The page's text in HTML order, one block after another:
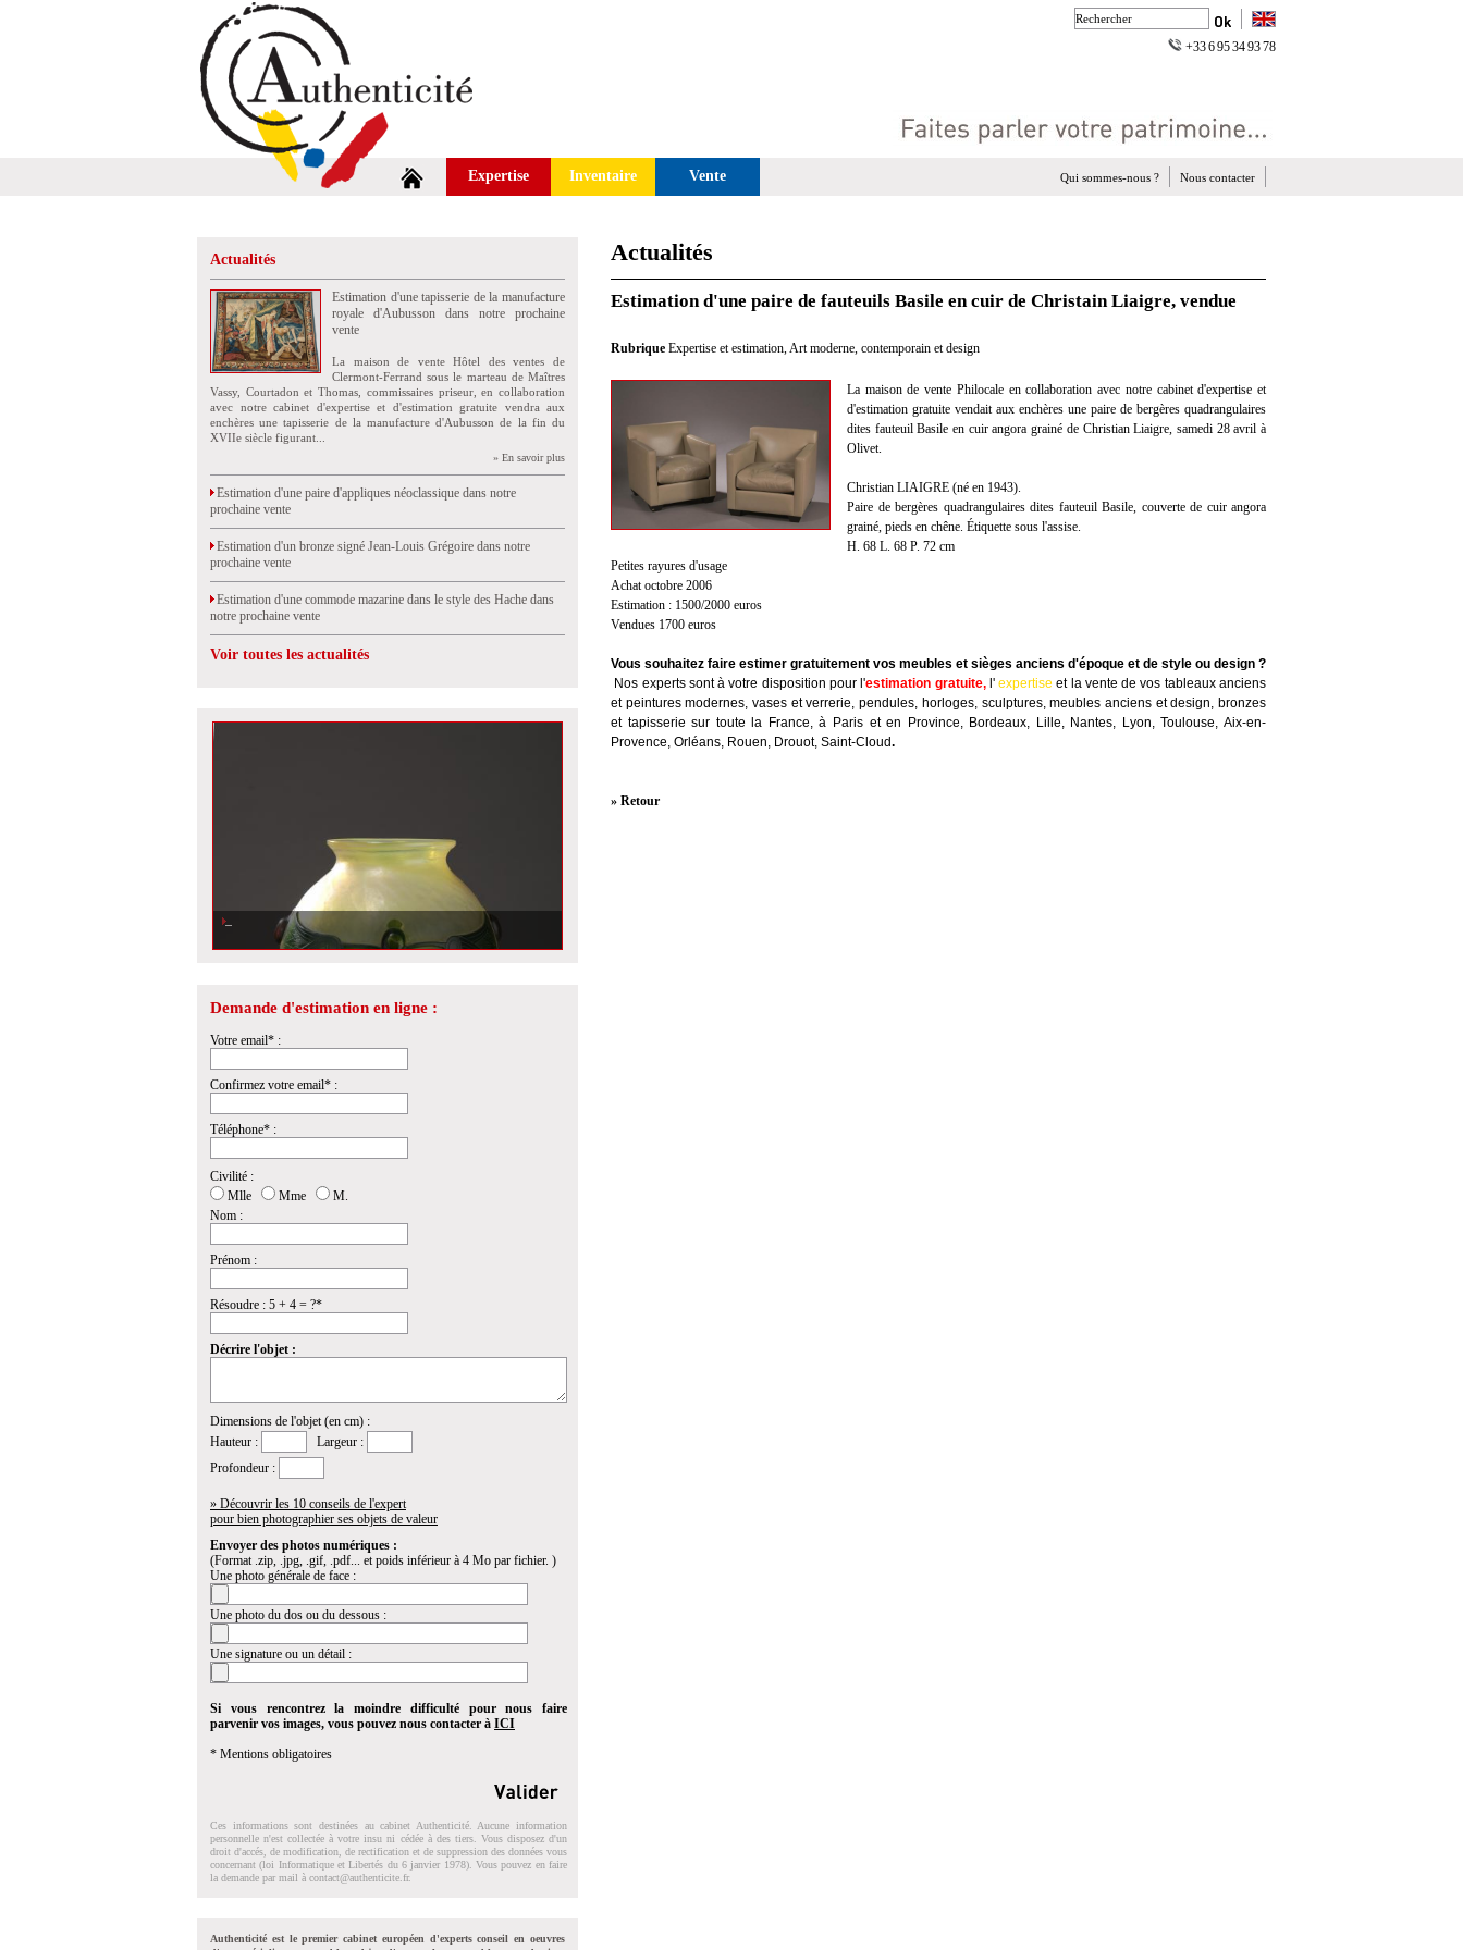
+33 6 95 34 93 78
Expertise Inventaire Vente Nous contacter
Qui sommes-nous ?
Actualités
Estimation d'une tapisserie de la manufacture
royale d'Aubusson dans notre prochaine
vente
La maison de vente Hôtel des ventes de
Clermont-Ferrand sous le marteau de Maîtres
Vassy, Courtadon et Thomas, commissaires priseur, en collaboration
avec notre cabinet d'expertise et d'estimation gratuite vendra aux
enchères une tapisserie de la manufacture d'Aubusson de la fin du
XVIIe siècle figurant...
» En savoir plus
Estimation d'une paire d'appliques néoclassique dans notre
prochaine vente
Estimation d'un bronze signé Jean-Louis Grégoire dans notre
prochaine vente
Estimation d'une commode mazarine dans le style des Hache dans
notre prochaine vente
Voir toutes les actualités
Demande d'estimation en ligne :
Votre email* :
Confirmez votre email* :
Téléphone* :
Civilité :
Mlle
Mme
M.
Nom :
Prénom :
Résoudre : 5 + 4 = ?*
Décrire l'objet :
Dimensions de l'objet (en cm) :
Hauteur :
Largeur :
Profondeur :
» Découvrir les 10 conseils de l'expert
pour bien photographier ses objets de valeur
Envoyer des photos numériques :
(Format .zip, .jpg, .gif, .pdf... et poids inférieur à 4 Mo par fichier. )
Une photo générale de face :
Une photo du dos ou du dessous :
Une signature ou un détail :
Si vous rencontrez la moindre difficulté pour nous faire
parvenir vos images, vous pouvez nous contacter à ICI
* Mentions obligatoires
Ces informations sont destinées au cabinet Authenticité. Aucune information
personnelle n'est collectée à votre insu ni cédée à des tiers. Vous disposez d'un
droit d'accés, de modification, de rectification et de suppression des données vous
concernant (loi Informatique et Libertés du 6 janvier 1978). Vous pouvez en faire
la demande par mail à contact@authenticite.fr.
Authenticité est le premier cabinet européen d'experts conseil en oeuvres
Actualités
Estimation d'une paire de fauteuils Basile en cuir de Christain Liaigre, vendue
Rubrique Expertise et estimation,Art moderne, contemporain et design
La maison de vente Philocale en collaboration avec notre cabinet d'expertise et
d'estimation gratuite vendait aux enchères une paire de bergères quadrangulaires
dites fauteuil Basile en cuir angora grainé de Christian Liaigre, samedi 28 avril à
Olivet.
Christian LIAIGRE (né en 1943).
Paire de bergères quadrangulaires dites fauteuil Basile, couverte de cuir angora
grainé, pieds en chêne. Étiquette sous l'assise.
H. 68 L. 68 P. 72 cm
Petites rayures d'usage
Achat octobre 2006
Estimation : 1500/2000 euros
Vendues 1700 euros
Vous souhaitez faire estimer gratuitement vos meubles et sièges anciens d'époque et de style ou design ?
Nos experts sont à votre disposition pour l'estimation gratuite, l'expertise et la vente de vos tableaux anciens
et peintures modernes, vases et verrerie, pendules, horloges, sculptures, meubles anciens et design, bronzes
et tapisserie sur toute la France, à Paris et en Province, Bordeaux, Lille, Nantes, Lyon, Toulouse, Aix-en-
Provence, Orléans, Rouen, Drouot, Saint-Cloud.
» Retour